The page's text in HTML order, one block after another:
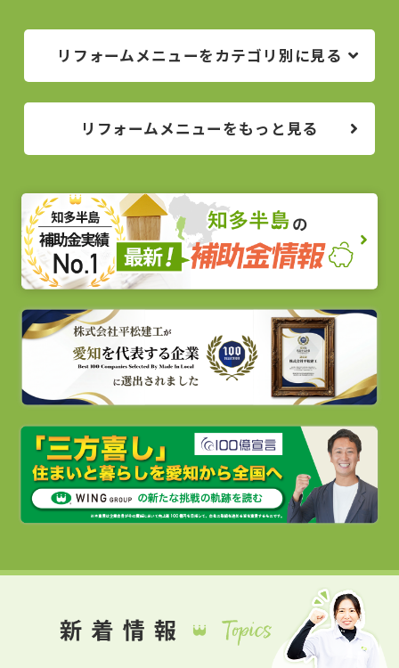
リフォームメニューをカテゴリ別に見る
リフォームメニューをもっと見る